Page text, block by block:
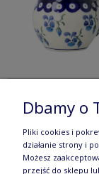
Kubek czeski
Dbamy o
Pliki cookies i
działanie strony i
Możesz
przejść do sklepu